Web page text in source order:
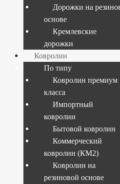
› Товары
(81)
СТРАНА
Бельгия (3)
Дорожки на
основе
Кремлевские
дорожки
Ковролин
По типу
Ковролин премиум
класса
Импортный
ковролин
Бытовой ковролин
Коммерческий
ковролин (КМ2)
Ковролин на
резиновой основе